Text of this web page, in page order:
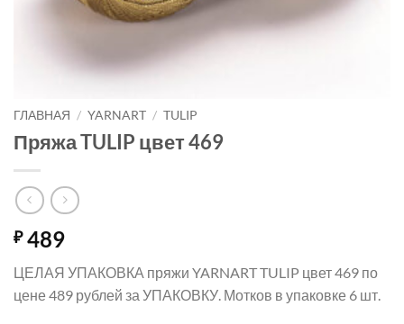
ГЛАВНАЯ / YARNART / TULIP
Пряжа TULIP цвет 469
₽489
ЦЕЛАЯ УПАКОВКА пряжи YARNART TULIP цвет 469 по
цене 489 рублей за УПАКОВКУ. Мотков в упаковке 6 шт.